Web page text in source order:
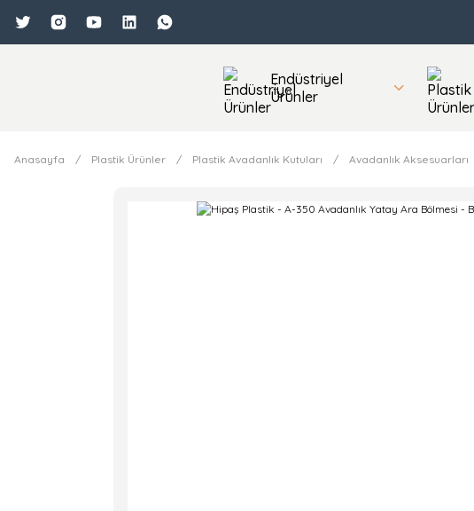
Endüstriyel
Ürünler
Anasayfa Plastik Ürünler Plastik Avadanlık Kutuları Avadanlık Aksesuarları